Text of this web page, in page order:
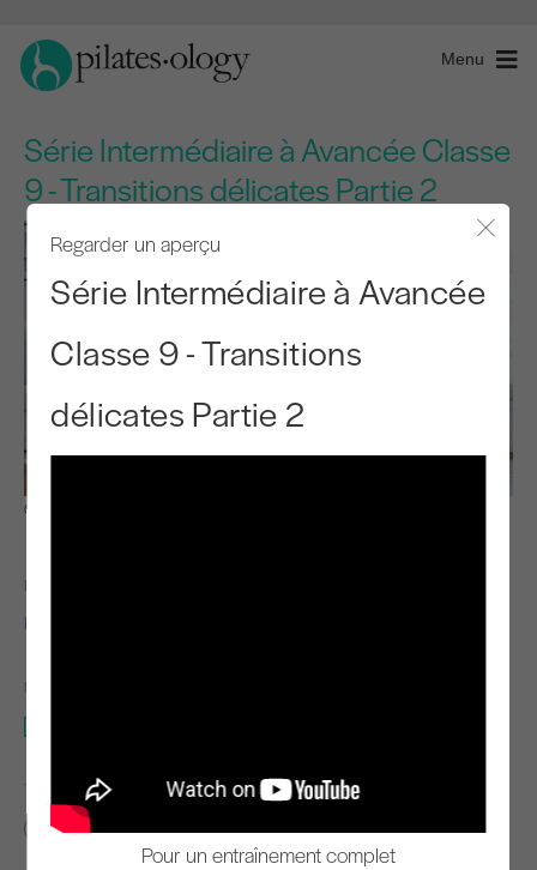
Menu
Série Intermédiaire à Avancée Classe
9 - Transitions délicates Partie 2
Regarder un aperçu
Série Intermédiaire à Avancée
Classe 9 - Transitions
délicates Partie 2
Pour un entraînement complet
Observer et apprendre
ENSEIGNANT
Kim Reis
MATÉRIEL NÉCESSAIRE
TROUVER DES COURS SIMILAIRES POUR
0 - 10 min
Mat